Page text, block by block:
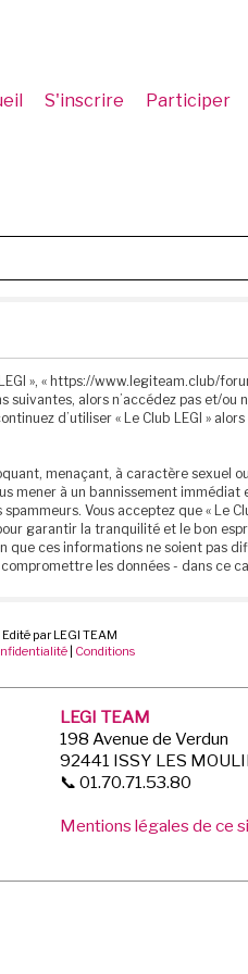
S'inscrire Participer
LEGI », « https://www.legiteam.club/
alors n’accédez pas et/ou
d’utiliser « Le Club LEGI »
menaçant, à caractère sexuel
mener à un bannissement
Vous acceptez que « Le
garantir la tranquilité et le bon
ces informations ne soient pas
les données - dans ce
Edité par LEGI TEAM
| Conditions
LEGI TEAM
198 Avenue de Verdun
92441 ISSY LES
📞 01.70.71.53.80
Mentions légales de ce